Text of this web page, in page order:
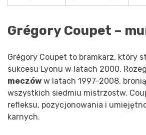
Grégory Coupet –
Grégory Coupet to bramkarz, który
sukcesu Lyonu w latach 2000.
meczów w latach 1997-2008,
wszystkich siedmiu mistrzostw.
refleksu, pozycjonowania i
karnych.